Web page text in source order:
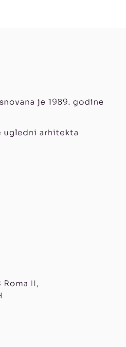
je 1989. godine
ugledni arhitekta
Roma II,